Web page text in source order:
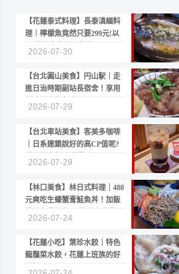
【花蓮泰式料理】長泰滇緬料
理｜檸檬魚竟然只要299元!以
2026-07-30
【台北圓山美食】円山駅｜走
進日治時期副站長宿舍！享用
2026-07-29
【台北車站美食】客美多咖啡
｜日系連鎖說好的高CP值呢?
2026-07-29
【林口美食】林日式料理｜480
元爽吃生蠔蟹膏鮭魚丼！加飯
2026-07-24
【花蓮小吃】葉珍水餃｜特色
龍鬚菜水餃，花蓮上班族的好